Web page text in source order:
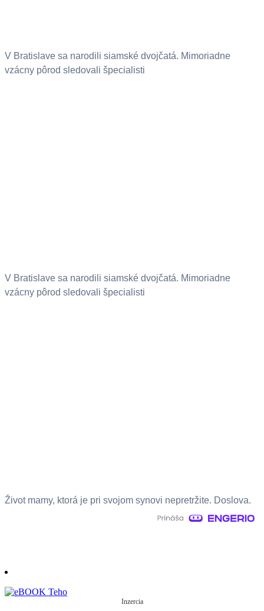
V Bratislave sa narodili siamské dvojčatá. Mimoriadne
vzácny pôrod sledovali špecialisti
V Bratislave sa narodili siamské dvojčatá. Mimoriadne
vzácny pôrod sledovali špecialisti
Život mamy, ktorá je pri svojom synovi nepretržite. Doslova.
Inzercia